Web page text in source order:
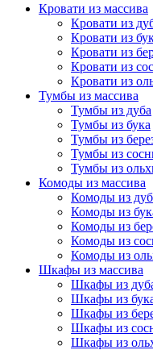
Кровати из массива
Кровати из
Кровати из
Кровати из
Кровати из
Кровати из
Тумбы из массива
Тумбы из дуба
Тумбы из бука
Тумбы из
Тумбы из
Тумбы из
Комоды из массива
Комоды из
Комоды из
Комоды из
Комоды из
Комоды из
Шкафы из массива
Шкафы из
Шкафы из
Шкафы из
Шкафы из
Шкафы из